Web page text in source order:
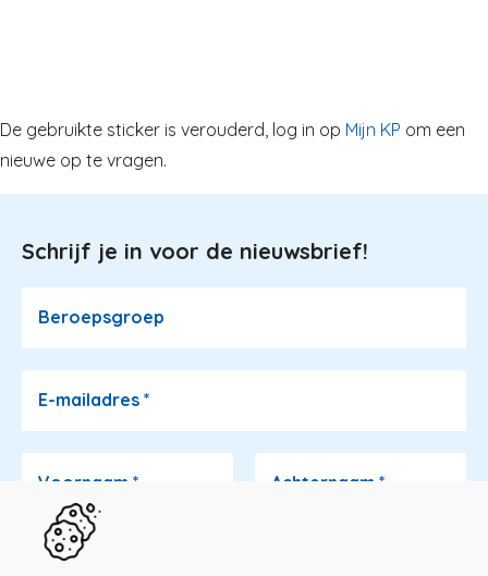
Overslaan
en
naar
inhoud
gaan
De gebruikte sticker is verouderd, log in op Mijn KP om een
nieuwe op te vragen.
Image
Schrijf je in voor de nieuwsbrief!
Beroepsgroep
E-mailadres *
Voornaam * Achternaam *